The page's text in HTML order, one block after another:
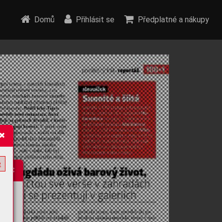
Domů Přihlásit se Předplatné a nákupy